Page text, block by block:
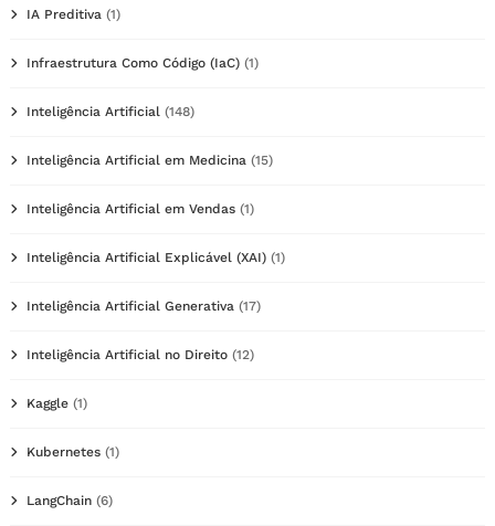
IA Preditiva (1)
Infraestrutura Como Código (IaC) (1)
Inteligência Artificial (148)
Inteligência Artificial em Medicina (15)
Inteligência Artificial em Vendas (1)
Inteligência Artificial Explicável (XAI) (1)
Inteligência Artificial Generativa (17)
Inteligência Artificial no Direito (12)
Kaggle (1)
Kubernetes (1)
LangChain (6)